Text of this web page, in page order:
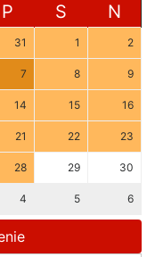
P S N
31 1 2
7 8 9
14 15 16
21 22 23
28 29 30
4 5 6